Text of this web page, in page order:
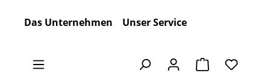
Das Unternehmen Unser Service
Warenkorb